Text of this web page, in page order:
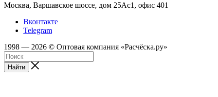
Москва, Варшавское шоссе, дом 25Аc1, офис 401
Вконтакте
Telegram
1998 — 2026 © Оптовая компания «Расчёска.ру»
Найти